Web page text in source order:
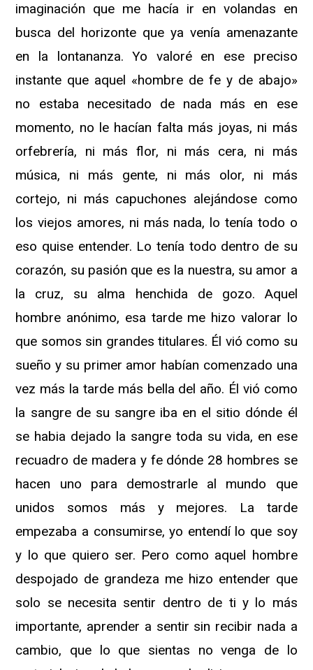
imaginación que me hacía ir en volandas en
busca del horizonte que ya venía amenazante
en la lontananza. Yo valoré en ese preciso
instante que aquel «hombre de fe y de abajo»
no estaba necesitado de nada más en ese
momento, no le hacían falta más joyas, ni más
orfebrería, ni más flor, ni más cera, ni más
música, ni más gente, ni más olor, ni más
cortejo, ni más capuchones alejándose como
los viejos amores, ni más nada, lo tenía todo o
eso quise entender. Lo tenía todo dentro de su
corazón, su pasión que es la nuestra, su amor a
la cruz, su alma henchida de gozo. Aquel
hombre anónimo, esa tarde me hizo valorar lo
que somos sin grandes titulares. Él vió como su
sueño y su primer amor habían comenzado una
vez más la tarde más bella del año. Él vió como
la sangre de su sangre iba en el sitio dónde él
se habia dejado la sangre toda su vida, en ese
recuadro de madera y fe dónde 28 hombres se
hacen uno para demostrarle al mundo que
unidos somos más y mejores. La tarde
empezaba a consumirse, yo entendí lo que soy
y lo que quiero ser. Pero como aquel hombre
despojado de grandeza me hizo entender que
solo se necesita sentir dentro de ti y lo más
importante, aprender a sentir sin recibir nada a
cambio, que lo que sientas no venga de lo